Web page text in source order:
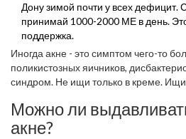
Дону зимой почти у всех дефицит.
принимай 1000-2000 МЕ в день.
поддержка.
Иногда акне - это симптом чего-то
поликистозных яичников,
синдром. Не ищи только в креме. Ищи
Можно ли
акне?